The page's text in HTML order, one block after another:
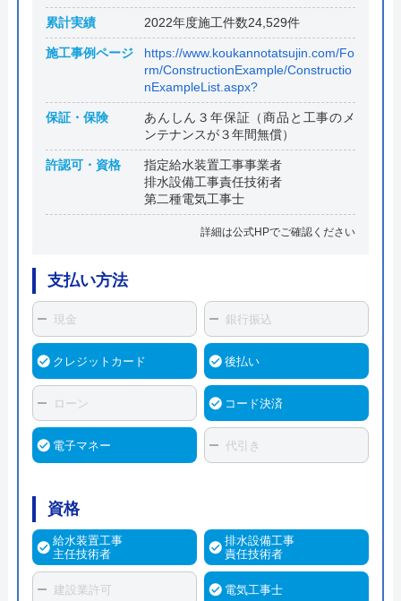
累計実績 2022年度施工件数24,529件
施工事例ページ
https://www.koukannotatsujin.com/Fo
rm/ConstructionExample/Constructio
nExampleList.aspx?
保証・保険
あんしん３年保証（商品と工事のメ
ンテナンスが３年間無償）
許認可・資格
指定給水装置工事事業者
排水設備工事責任技術者
第二種電気工事士
詳細は公式HPでご確認ください
支払い方法
現金 銀行振込
クレジットカード 後払い
ローン コード決済
電子マネー 代引き
資格
給水装置工事
主任技術者
排水設備工事
責任技術者
建設業許可 電気工事士